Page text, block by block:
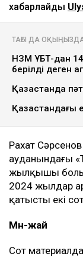
хабарлайды
ТАҒЫ ДА
НЗМ ҰБТ-дан
берілді деген
Қазақстанда
Қазақстандағы
Рахат
ауданындағы
жылқышы
2024 жылдар
қатысты екі
Мән-жай
Сот